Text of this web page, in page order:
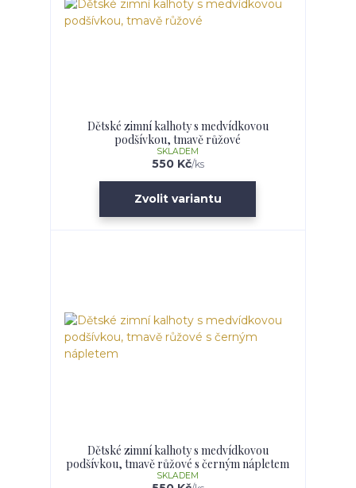
Dětské zimní kalhoty s medvídkovou
podšívkou, tmavě růžové
550 Kč/ks
SKLADEM
Zvolit variantu
Dětské zimní kalhoty s medvídkovou
podšívkou, tmavě růžové s černým nápletem
SKLADEM